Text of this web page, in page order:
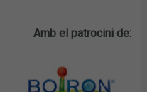
Amb el patrocini de: